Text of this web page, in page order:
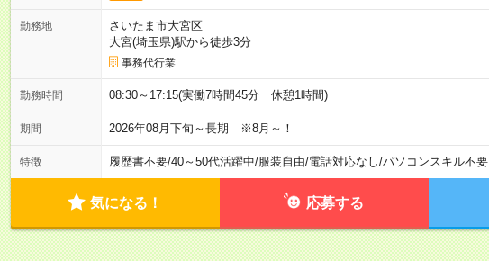
勤務地
さいたま市大宮区
大宮(埼玉県)駅から徒歩3分
事務代行業
勤務時間 08:30～17:15(実働7時間45分 休憩1時間)
期間 2026年08月下旬～長期 ※8月～！
特徴 履歴書不要/40～50代活躍中/服装自由/電話対応なし/パソコンスキル不要
気になる！ 応募する